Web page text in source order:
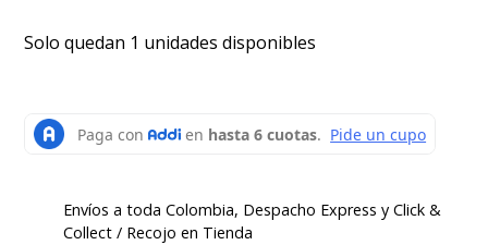
Solo quedan 1 unidades disponibles
Envíos a toda Colombia, Despacho Express y Click &
Collect / Recojo en Tienda